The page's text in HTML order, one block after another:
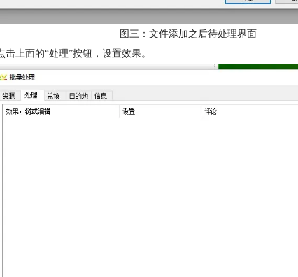
图三：文件添加之后待处理界面
上面的“处理”按钮，设置效果。